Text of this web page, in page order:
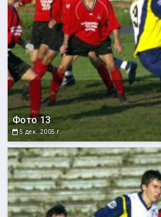
Фото 13
5 дек. 2005 г.